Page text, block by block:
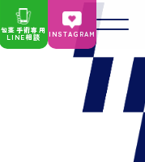
包茎手術専用
LINE相談
INSTAGRAM